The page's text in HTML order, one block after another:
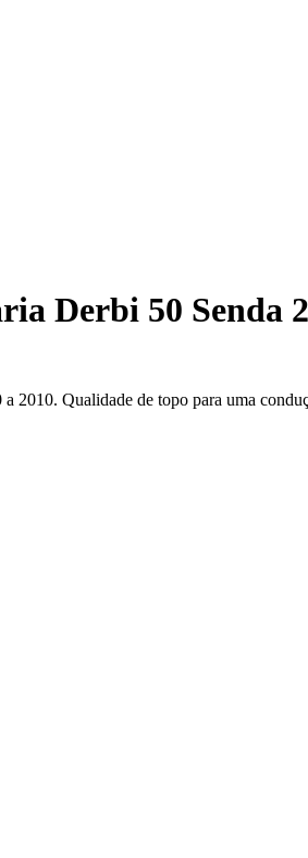
Derbi 50 Senda
2010. Qualidade de topo para uma